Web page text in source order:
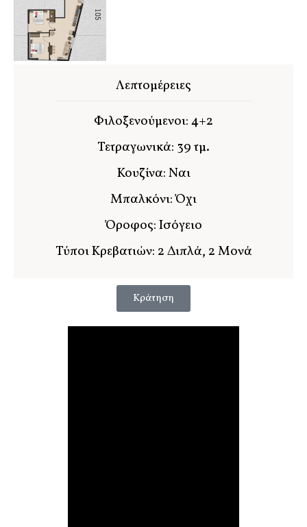
Λεπτομέρειες
Φιλοξενούμενοι: 4+2
Τετραγωνικά: 39 τμ.
Κουζίνα: Ναι
Μπαλκόνι: Όχι
Όροφος: Ισόγειο
Τύποι Κρεβατιών: 2 Διπλά, 2 Μονά
Κράτηση